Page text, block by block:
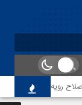
بازرسی تا لزوم